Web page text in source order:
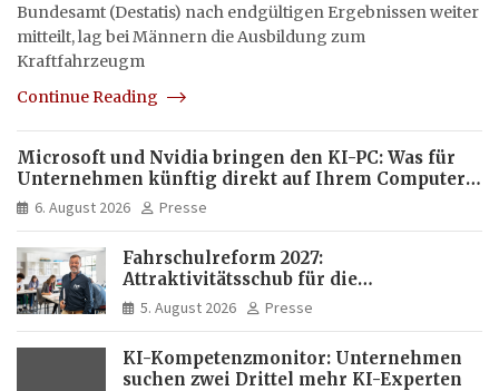
Bundesamt (Destatis) nach endgültigen Ergebnissen weiter
mitteilt, lag bei Männern die Ausbildung zum
Kraftfahrzeugm
Continue Reading
Microsoft und Nvidia bringen den KI-PC: Was für
Unternehmen künftig direkt auf Ihrem Computer
läuft und was weiter in der Cloud bleibt
6. August 2026 Presse
Fahrschulreform 2027:
Attraktivitätsschub für die
Fahrlehrerausbildung
5. August 2026 Presse
KI-Kompetenzmonitor: Unternehmen
suchen zwei Drittel mehr KI-Experten